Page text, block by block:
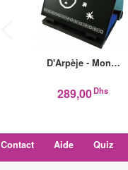
D'Arpèje - Mon…
289,00Dhs
Contact Aide Quiz